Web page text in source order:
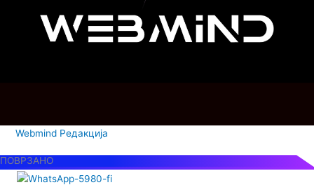
Webmind Редакција
ПОВРЗАНО